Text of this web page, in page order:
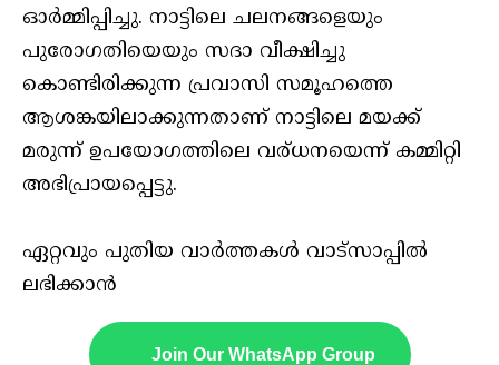
ഓർമ്മിപ്പിച്ചു. നാട്ടിലെ ചലനങ്ങളെയും
പുരോഗതിയെയും സദാ വീക്ഷിച്ചു
കൊണ്ടിരിക്കുന്ന പ്രവാസി സമൂഹത്തെ
ആശങ്കയിലാക്കുന്നതാണ് നാട്ടിലെ മയക്ക്
മരുന്ന് ഉപയോഗത്തിലെ വര്ധനയെന്ന് കമ്മിറ്റി
അഭിപ്രായപ്പെട്ടു.
ഏറ്റവും പുതിയ വാർത്തകൾ വാട്സാപ്പിൽ
ലഭിക്കാൻ
Join Our WhatsApp Group